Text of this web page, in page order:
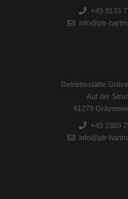
+49 9133
info@ptr-
Betriebsstätte
Auf der
61279
+49 2389
info@ptr-